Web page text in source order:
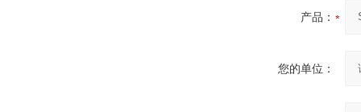
产品：
您的单位：